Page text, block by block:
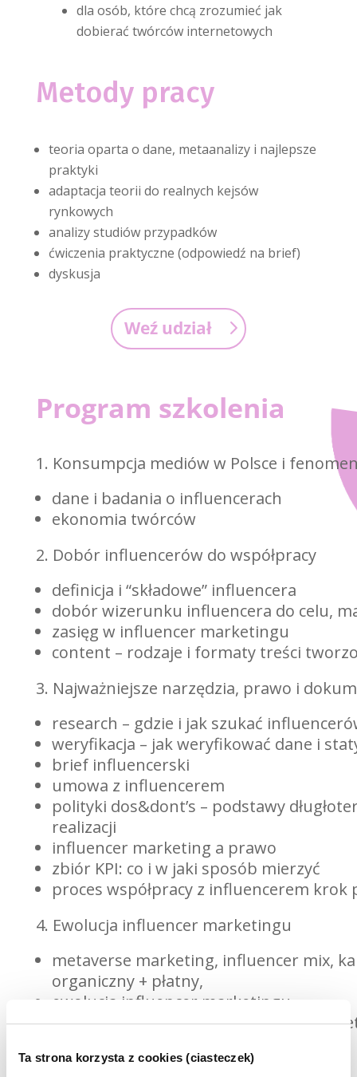
Ta strona korzysta z cookies (ciasteczek)
dla osób, które chcą zrozumieć jak
dobierać twórców internetowych
Metody pracy
teoria oparta o dane, metaanalizy i najlepsze
praktyki
adaptacja teorii do realnych kejsów
rynkowych
analizy studiów przypadków
ćwiczenia praktyczne (odpowiedź na brief)
dyskusja
Weź udział
Program szkolenia
1. Konsumpcja mediów w Polsce i
dane i badania o influencerach
ekonomia twórców
2. Dobór influencerów do współpracy
definicja i “składowe” influencera
dobór wizerunku influencera do celu,
zasięg w influencer marketingu
content – rodzaje i formaty treści
3. Najważniejsze narzędzia, prawo i
research – gdzie i jak szukać
weryfikacja – jak weryfikować dane i
brief influencerski
umowa z influencerem
polityki dos&dont’s – podstawy
realizacji
influencer marketing a prawo
zbiór KPI: co i w jaki sposób mierzyć
proces współpracy z influencerem
4. Ewolucja influencer marketingu
metaverse marketing, influencer mix,
organiczny + płatny,
ewolucja influencer marketingu
nadchodzące trendy w influencer